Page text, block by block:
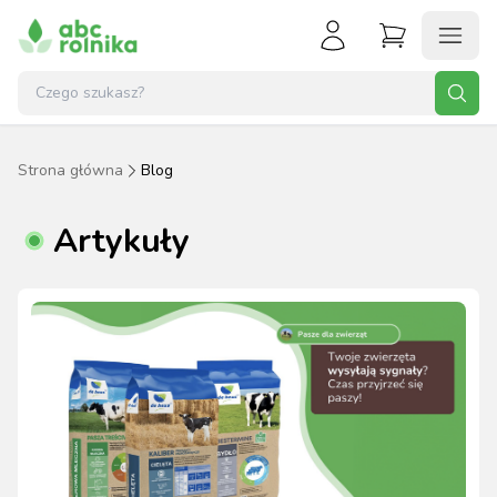
Strona główna Blog
Artykuły